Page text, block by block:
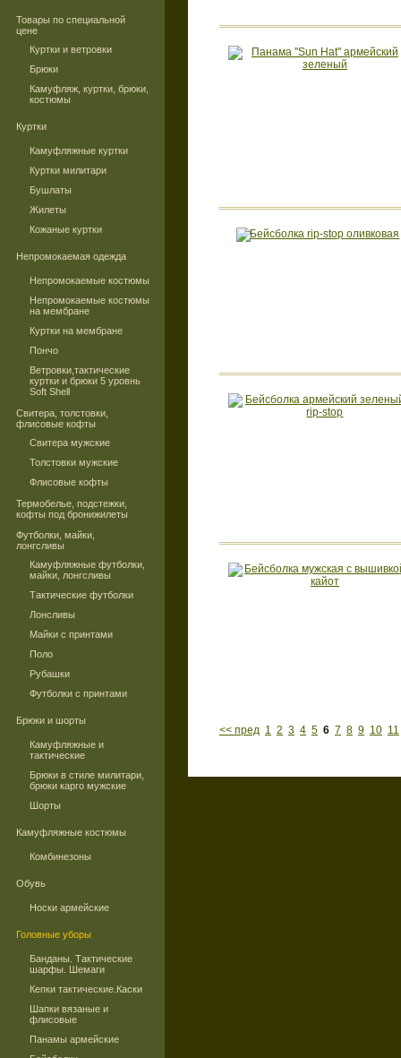
Товары по специальной
цене
Куртки и ветровки
Брюки
Камуфляж, куртки, брюки,
костюмы
Куртки
Камуфляжные куртки
Куртки милитари
Бушлаты
Жилеты
Кожаные куртки
Непромокаемая одежда
Непромокаемые костюмы
Непромокаемые костюмы
на мембране
Куртки на мембране
Пончо
Ветровки,тактические
куртки и брюки 5 уровнь
Soft Shell
Свитера, толстовки,
флисовые кофты
Свитера мужские
Толстовки мужские
Флисовые кофты
Термобелье, подстежки,
кофты под бронижилеты
Футболки, майки,
лонгсливы
Камуфляжные футболки,
майки, лонгсливы
Тактические футболки
Лонсливы
Майки с принтами
Поло
Рубашки
Футболки с принтами
Брюки и шорты
Камуфляжные и
тактические
Брюки в стиле милитари,
брюки карго мужские
Шорты
Камуфляжные костюмы
Комбинезоны
Обувь
Носки армейские
Головные уборы
Банданы. Тактические
шарфы. Шемаги
Кепки тактические.Каски
Шапки вязаные и
флисовые
Панамы армейские
<< пред 1 2 3 4 5 6 7 8 9 10 11